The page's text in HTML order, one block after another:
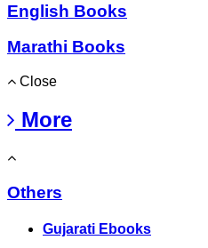
English Books
Marathi Books
Close
More
Others
Gujarati Ebooks